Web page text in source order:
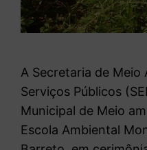
A Secretaria de
Serviços Públicos
Municipal de Meio
Escola Ambiental